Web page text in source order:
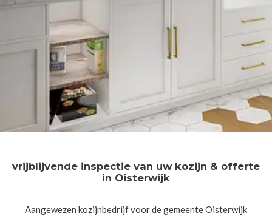
vrijblijvende inspectie van uw kozijn & offerte
in Oisterwijk
Aangewezen kozijnbedrijf voor de gemeente Oisterwijk